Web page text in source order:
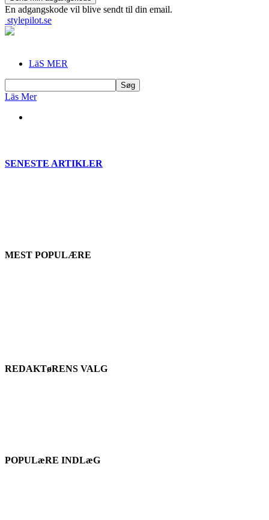
En adgangskode vil blive sendt til din email.
stylepilot.se
LäS MER
Läs Mer
SENESTE ARTIKLER
MEST POPULÆRE
REDAKTøRENS VALG
POPULæRE INDLæG